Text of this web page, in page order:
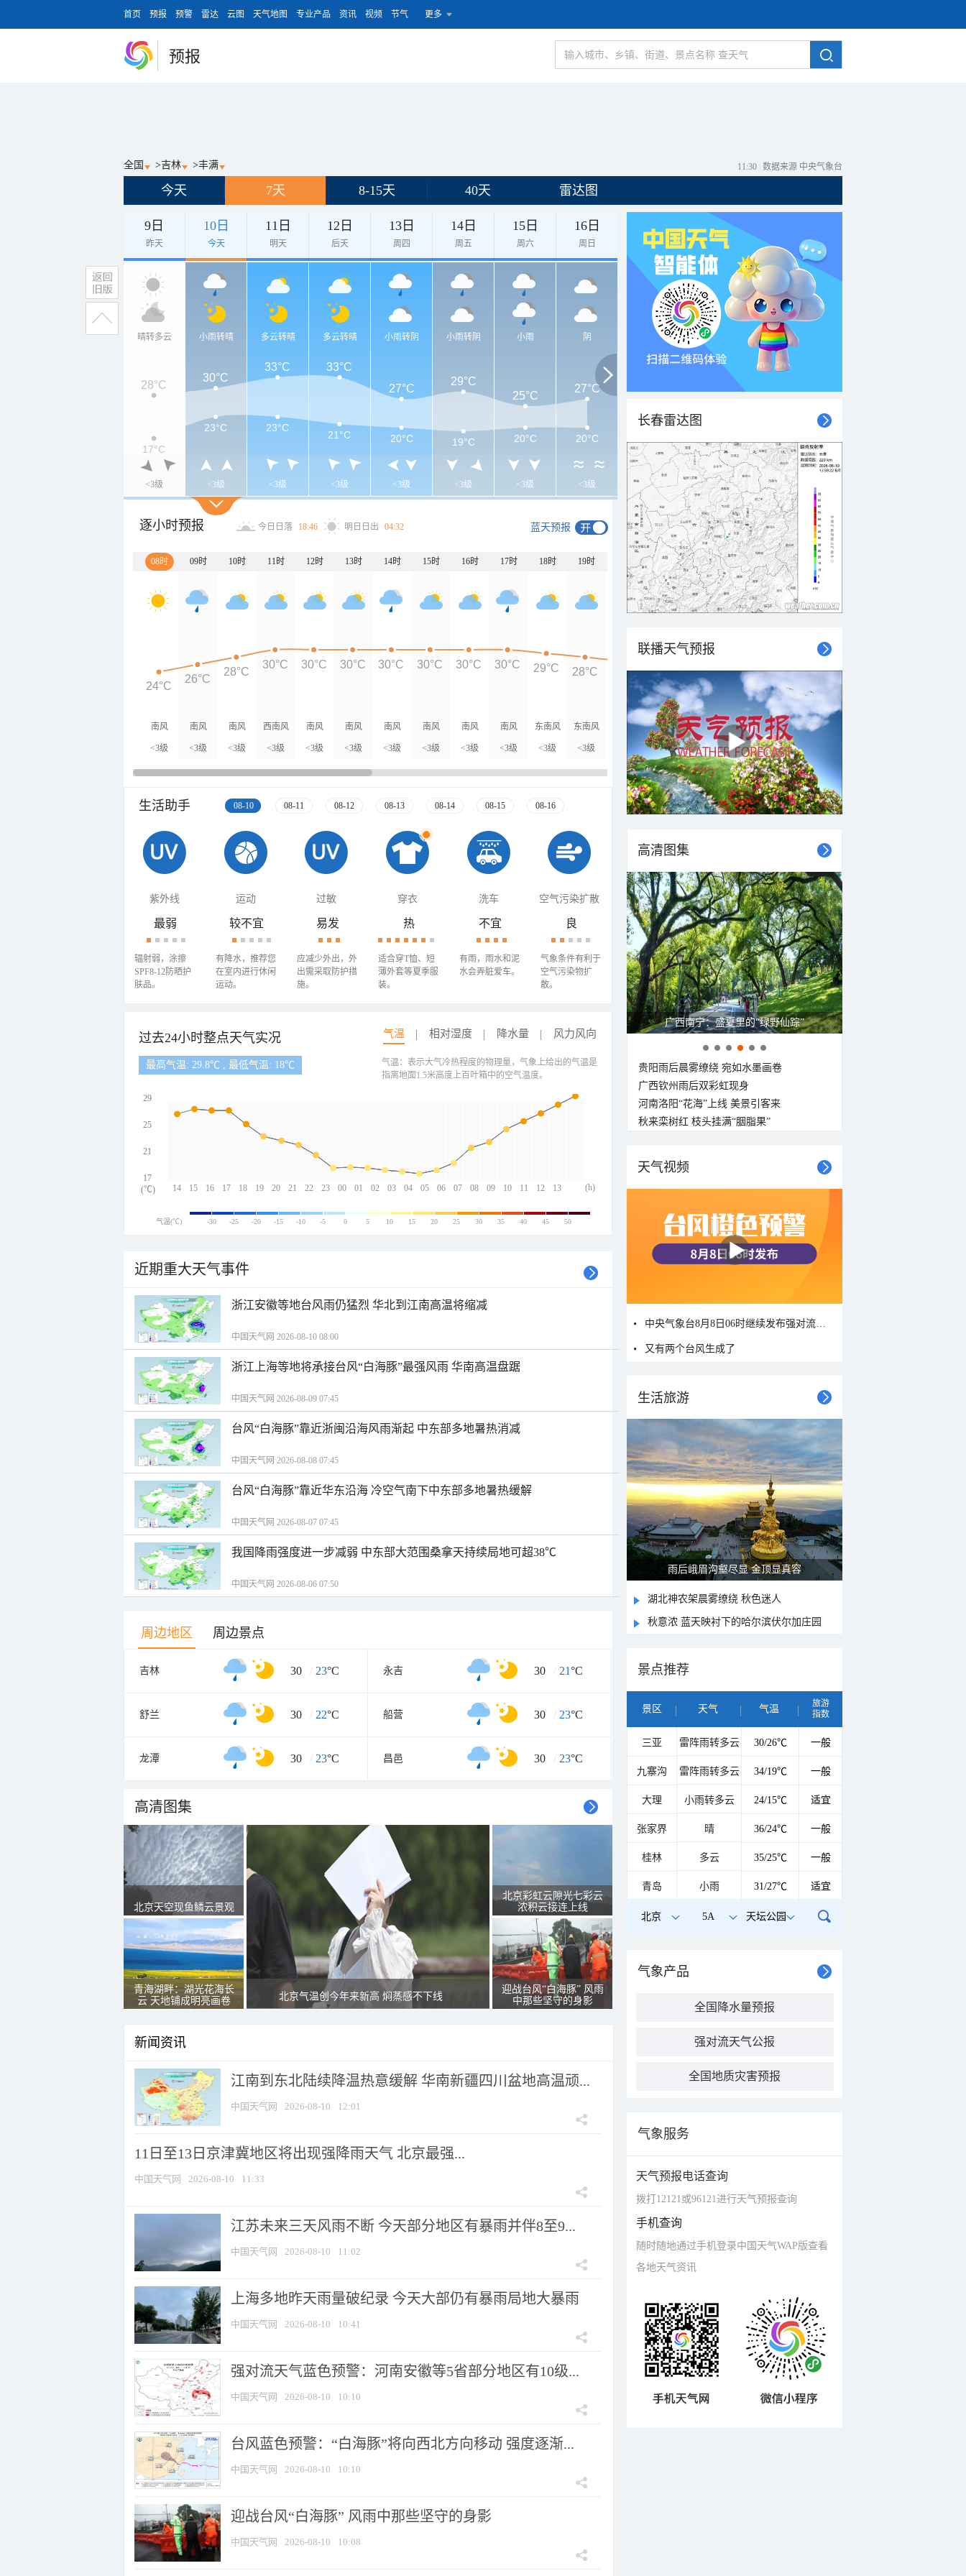
首页 预报 预警 雷达 云图 天气地图 专业产品 资讯 视频 节气 更多
预报
全国 >吉林 >丰满 11:30 数据来源 中央气象台
今天 7天 8-15天 40天 雷达图
9日
昨天
10日
今天
11日
明天
12日
后天
13日
周四
14日
周五
15日
周六
16日
周日
晴转多云
<3级
小雨转晴
<3级
多云转晴
<3级
多云转晴
<3级
小雨转阴
<3级
小雨转阴
<3级
小雨
<3级
阴
<3级
28°C
30°C
33°C
33°C
27°C
29°C
25°C
27°C
17°C
23°C 23°C
21°C 20°C 19°C 20°C 20°C
逐小时预报 今日日落 18:46 明日日出 04:32 蓝天预报
08时 09时 10时 11时 12时 13时 14时 15时 16时 17时 18时 19时 21时 22时 23时 00时 01时
南风
<3级
南风
<3级
南风
<3级
西南风
<3级
南风
<3级
南风
<3级
南风
<3级
南风
<3级
南风
<3级
南风
<3级
东南风
<3级
东南风
<3级
南风
<3级
南风
<3级
南风
<3级
东南风
<3级
南风
<3级
南风
24°C
26°C
28°C
30°C 30°C 30°C 30°C 30°C 30°C 30°C 29°C 28°C 27°C 27°C 26°C 25°C 25°C 24°C
生活助手 08-10 08-11 08-12 08-13 08-14 08-15 08-16
紫外线 运动 过敏 穿衣 洗车 空气污染扩散
最弱
辐射弱，涂擦
SPF8-12防晒护
肤品。
较不宜
有降水，推荐您
在室内进行休闲
运动。
易发
应减少外出，外
出需采取防护措
施。
热
适合穿T恤、短
薄外套等夏季服
装。
不宜
有雨，雨水和泥
水会弄脏爱车。
良
气象条件有利于
空气污染物扩
散。
过去24小时整点天气实况 气温 相对湿度 降水量 风力风向
最高气温: 29.8℃ , 最低气温: 18℃
14 15 16 17 18 19 20 21 22 23 00 01 02 03 04 05 06 07 08 09 10 11 12 13
29
25
21
17
(h)
(℃)
气温：表示大气冷热程度的物理量，气象上给出的气温是
指离地面1.5米高度上百叶箱中的空气温度。
气温(℃) -30 -25 -20 -15 -10 -5 0 5 10 15 20 25 30 35 40 45 50
近期重大天气事件
浙江安徽等地台风雨仍猛烈 华北到江南高温将缩减
中国天气网 2026-08-10 08:00
浙江上海等地将承接台风“白海豚”最强风雨 华南高温盘踞
中国天气网 2026-08-09 07:45
台风“白海豚”靠近浙闽沿海风雨渐起 中东部多地暑热消减
中国天气网 2026-08-08 07:45
台风“白海豚”靠近华东沿海 冷空气南下中东部多地暑热缓解
中国天气网 2026-08-07 07:45
我国降雨强度进一步减弱 中东部大范围桑拿天持续局地可超38℃
中国天气网 2026-08-06 07:50
周边地区 周边景点
吉林 30 / 23°C 永吉 30 / 21°C
舒兰 30 / 22°C 船营 30 / 23°C
龙潭 30 / 23°C 昌邑 30 / 23°C
高清图集
北京天空现鱼鳞云景观
青海湖畔：湖光花海长
云 天地铺成明亮画卷
北京气温创今年来新高 焖蒸感不下线
北京彩虹云隙光七彩云
浓积云接连上线
迎战台风“白海豚” 风雨
中那些坚守的身影
新闻资讯
江南到东北陆续降温热意缓解 华南新疆四川盆地高温顽...
中国天气网 2026-08-10 12:01
11日至13日京津冀地区将出现强降雨天气 北京最强...
中国天气网 2026-08-10 11:33
江苏未来三天风雨不断 今天部分地区有暴雨并伴8至9...
中国天气网 2026-08-10 11:02
上海多地昨天雨量破纪录 今天大部仍有暴雨局地大暴雨
中国天气网 2026-08-10 10:41
强对流天气蓝色预警：河南安徽等5省部分地区有10级...
中国天气网 2026-08-10 10:10
台风蓝色预警：“白海豚”将向西北方向移动 强度逐渐...
中国天气网 2026-08-10 10:10
迎战台风“白海豚” 风雨中那些坚守的身影
中国天气网 2026-08-10 10:08
长春雷达图
联播天气预报
高清图集
广西南宁：盛夏里的“绿野仙踪”
贵阳雨后晨雾缭绕 宛如水墨画卷
广西钦州雨后双彩虹现身
河南洛阳“花海”上线 美景引客来
秋来栾树红 枝头挂满“胭脂果”
天气视频
又有两个台风生成了
生活旅游
雨后峨眉沟壑尽显 金顶显真容
湖北神农架晨雾缭绕 秋色迷人
秋意浓 蓝天映衬下的哈尔滨伏尔加庄园
景点推荐
景区 天气 气温
旅游
指数
三亚 雷阵雨转多云 30/26℃ 一般
九寨沟 雷阵雨转多云 34/19℃ 一般
大理 小雨转多云 24/15℃ 适宜
张家界 晴 36/24℃ 一般
桂林 多云 35/25℃ 一般
青岛 小雨 31/27℃ 适宜
北京 5A 天坛公园
气象产品
全国降水量预报
强对流天气公报
全国地质灾害预报
气象服务
天气预报电话查询
拨打12121或96121进行天气预报查询
手机查询
随时随地通过手机登录中国天气WAP版查看
各地天气资讯